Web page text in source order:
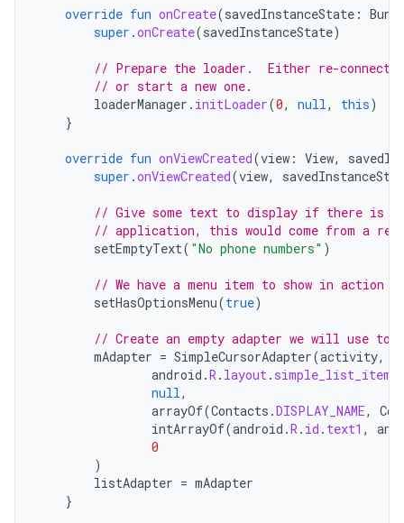
override fun onCreate(savedInstanceState :
super .onCreate(savedInstanceState)
// Prepare the loader.  Either re-connect
// or start a new one.
loaderManager . initLoader(0, null, this)
}
override fun onViewCreated(view : View,
super .onViewCreated(view,
// Give some text to display if there is
// application, this would come from a
setEmptyText( "No phone numbers" )
// We have a menu item to show in action
setHasOptionsMenu(true)
// Create an empty adapter we will use to
mAdapter = SimpleCursorAdapter(activity,
android .R . layout.
null,
arrayOf(Contacts .DISPLAY_NAME,
intArrayOf(android .R . id . text1 ,
0
)
listAdapter = mAdapter
}